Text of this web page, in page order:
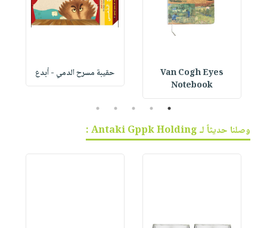
Van Cogh Eyes
Notebook
حقيبة مسرح الدمي - أبدع
1
2
3
4
5
وصلنا حديثاً لـ Antaki Gppk Holding :